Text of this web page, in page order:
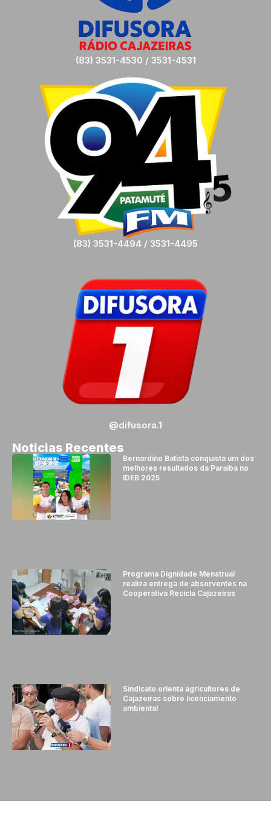
(83) 3531-4530 / 3531-4531
(83) 3531-4494 / 3531-4495
@difusora.1
Noticias Recentes
Bernardino Batista conquista um dos
melhores resultados da Paraíba no
IDEB 2025
Programa Dignidade Menstrual
realiza entrega de absorventes na
Cooperativa Recicla Cajazeiras
Sindicato orienta agricultores de
Cajazeiras sobre licenciamento
ambiental